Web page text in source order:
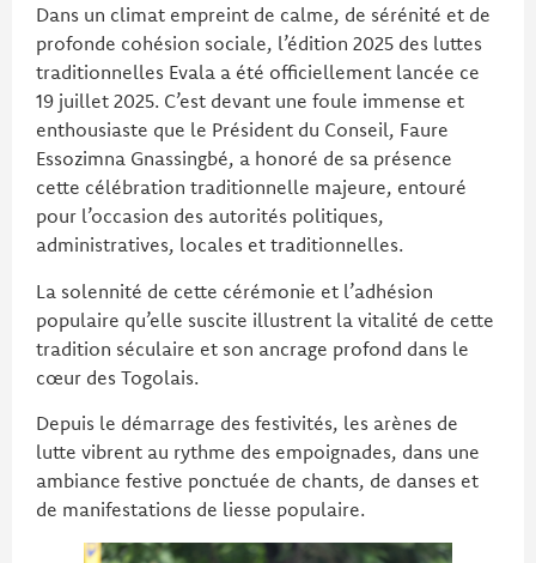
Dans un climat empreint de calme, de sérénité et de
profonde cohésion sociale, l’édition 2025 des luttes
traditionnelles Evala a été officiellement lancée ce
19 juillet 2025. C’est devant une foule immense et
enthousiaste que le Président du Conseil, Faure
Essozimna Gnassingbé, a honoré de sa présence
cette célébration traditionnelle majeure, entouré
pour l’occasion des autorités politiques,
administratives, locales et traditionnelles.
La solennité de cette cérémonie et l’adhésion
populaire qu’elle suscite illustrent la vitalité de cette
tradition séculaire et son ancrage profond dans le
cœur des Togolais.
Depuis le démarrage des festivités, les arènes de
lutte vibrent au rythme des empoignades, dans une
ambiance festive ponctuée de chants, de danses et
de manifestations de liesse populaire.